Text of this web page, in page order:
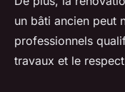
un bâti ancien peut
professionnels
travaux et le